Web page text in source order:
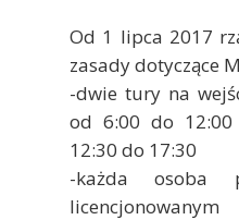
Od 1 lipca 2017
zasady dotyczące
-dwie tury na
od 6:00 do 12:00
12:30 do 17:30
-każda osoba